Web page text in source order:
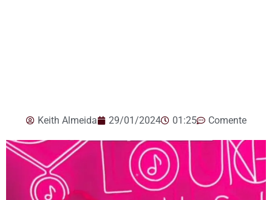
Keith Almeida 29/01/2024 01:25 Comente